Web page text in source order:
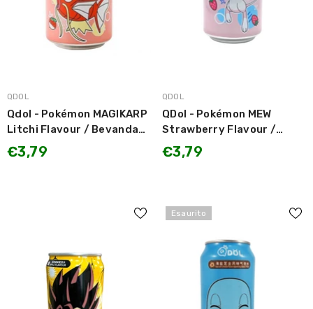
MARCA:
QDOL
Qdol - Pokémon MAGIKARP
Litchi Flavour / Bevanda
Gassata gusto Litchi
330ml SOLO DA
€3,79
MARCA:
QDOL
QDol - Pokémon MEW
Strawberry Flavour /
Bevanda Gassata gusto
Fragola 330ml SOLO DA
€3,79
Esaurito